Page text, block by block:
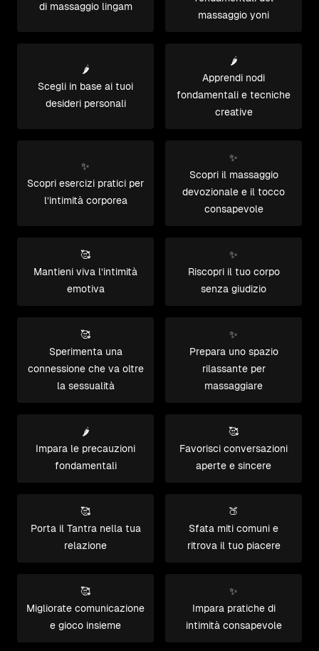
di massaggio lingam
massaggio yoni
🌶️
Scegli in base ai tuoi
desideri personali
🌶️
Apprendi nodi
fondamentali e tecniche
creative
✨
Scopri esercizi pratici per
l’intimità corporea
✨
Scopri il massaggio
devozionale e il tocco
consapevole
🥰
Mantieni viva l’intimità
emotiva
✨
Riscopri il tuo corpo
senza giudizio
🥰
Sperimenta una
connessione che va oltre
la sessualità
✨
Prepara uno spazio
rilassante per
massaggiare
🌶️
Impara le precauzioni
fondamentali
🥰
Favorisci conversazioni
aperte e sincere
🥰
Porta il Tantra nella tua
relazione
🍑
Sfata miti comuni e
ritrova il tuo piacere
🥰
Migliorate comunicazione
e gioco insieme
✨
Impara pratiche di
intimità consapevole